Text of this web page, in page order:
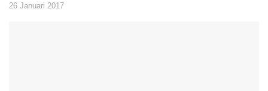
26 Januari 2017